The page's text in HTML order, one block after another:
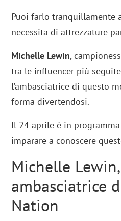
Puoi farlo tranquillamente
necessita di attrezzature
Michelle Lewin,
tra le influencer più
l’ambasciatrice di questo
forma divertendosi.
Il 24 aprile è in
imparare a conoscere
Michelle Lewin,
ambasciatrice
Nation